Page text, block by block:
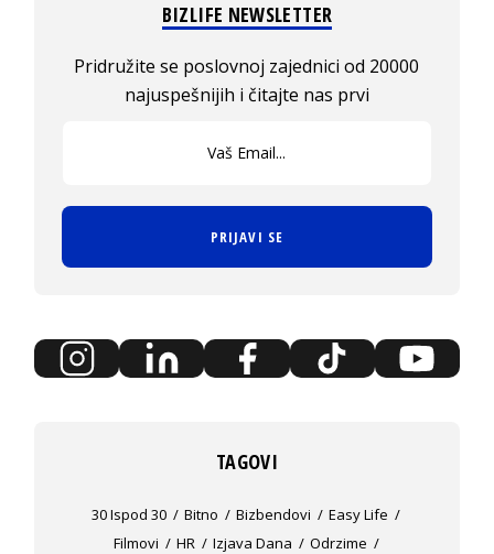
BIZLIFE NEWSLETTER
Pridružite se poslovnoj zajednici od 20000
najuspešnijih i čitajte nas prvi
PRIJAVI SE
TAGOVI
30 Ispod 30 Bitno Bizbendovi
Easy Life
Filmovi
HR Izjava Dana
Odrzime